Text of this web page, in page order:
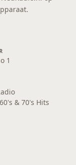
1
& 70's Hits